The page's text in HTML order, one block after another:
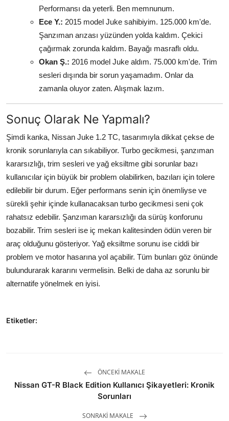
Performansı da yeterli. Ben memnunum.
Ece Y.: 2015 model Juke sahibiyim. 125.000 km'de.
Şanzıman arızası yüzünden yolda kaldım. Çekici
çağırmak zorunda kaldım. Bayağı masraflı oldu.
Okan Ş.: 2016 model Juke aldım. 75.000 km'de. Trim
sesleri dışında bir sorun yaşamadım. Onlar da
zamanla oluyor zaten. Alışmak lazım.
Sonuç Olarak Ne Yapmalı?
Şimdi kanka, Nissan Juke 1.2 TC, tasarımıyla dikkat çekse de
kronik sorunlarıyla can sıkabiliyor. Turbo gecikmesi, şanzıman
kararsızlığı, trim sesleri ve yağ eksiltme gibi sorunlar bazı
kullanıcılar için büyük bir problem olabilirken, bazıları için tolere
edilebilir bir durum. Eğer performans senin için önemliyse ve
sürekli şehir içinde kullanacaksan turbo gecikmesi seni çok
rahatsız edebilir. Şanzıman kararsızlığı da sürüş konforunu
bozabilir. Trim sesleri ise iç mekan kalitesinden ödün veren bir
araç olduğunu gösteriyor. Yağ eksiltme sorunu ise ciddi bir
problem ve motor hasarına yol açabilir. Tüm bunları göz önünde
bulundurarak kararını vermelisin. Belki de daha az sorunlu bir
alternatife yönelmek en iyisi.
Etiketler:
ÖNCEKI MAKALE
Nissan GT-R Black Edition Kullanıcı Şikayetleri: Kronik
Sorunları
SONRAKI MAKALE